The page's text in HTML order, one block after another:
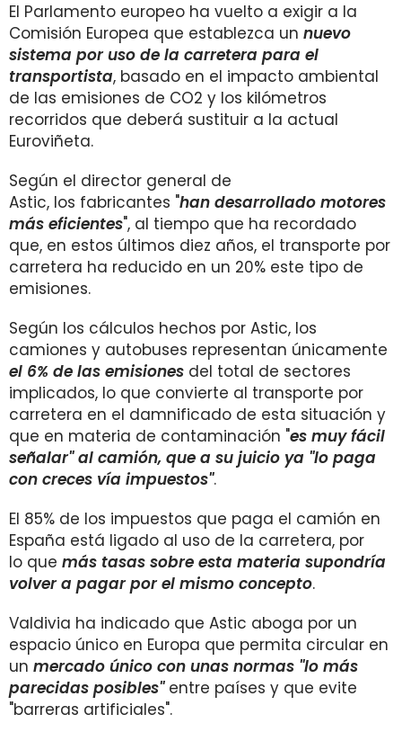
El Parlamento europeo ha vuelto a exigir a la
Comisión Europea que establezca un nuevo
sistema por uso de la carretera para el
transportista, basado en el impacto ambiental
de las emisiones de CO2 y los kilómetros
recorridos que deberá sustituir a la actual
Euroviñeta.
Según el director general de
Astic, los fabricantes "han desarrollado motores
más eficientes", al tiempo que ha recordado
que, en estos últimos diez años, el transporte por
carretera ha reducido en un 20% este tipo de
emisiones.
Según los cálculos hechos por Astic, los
camiones y autobuses representan únicamente
el 6% de las emisiones del total de sectores
implicados, lo que convierte al transporte por
carretera en el damnificado de esta situación y
que en materia de contaminación "es muy fácil
señalar" al camión, que a su juicio ya "lo paga
con creces vía impuestos".
El 85% de los impuestos que paga el camión en
España está ligado al uso de la carretera, por
lo que más tasas sobre esta materia supondría
volver a pagar por el mismo concepto.
Valdivia ha indicado que Astic aboga por un
espacio único en Europa que permita circular en
un mercado único con unas normas "lo más
parecidas posibles"entre países y que evite
"barreras artificiales".